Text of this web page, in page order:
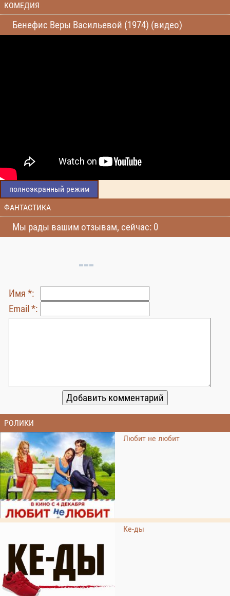
КОМЕДИЯ
Бенефис Веры Васильевой (1974) (видео)
полноэкранный режим
ФАНТАСТИКА
Мы рады вашим отзывам, сейчас: 0
Имя *:
Email *:
РОЛИКИ
Любит не любит
Ке-ды